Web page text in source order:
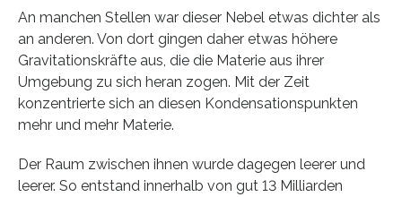
An manchen Stellen war dieser Nebel etwas dichter als
an anderen. Von dort gingen daher etwas höhere
Gravitationskräfte aus, die die Materie aus ihrer
Umgebung zu sich heran zogen. Mit der Zeit
konzentrierte sich an diesen Kondensationspunkten
mehr und mehr Materie.
Der Raum zwischen ihnen wurde dagegen leerer und
leerer. So entstand innerhalb von gut 13 Milliarden